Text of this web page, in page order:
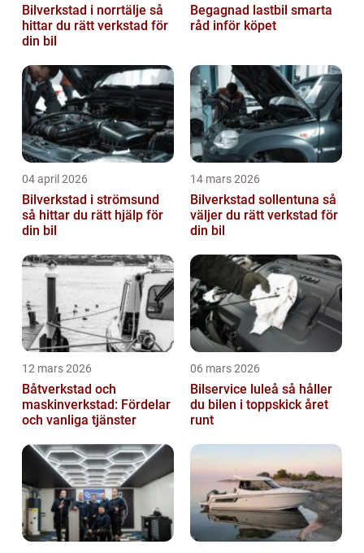
Bilverkstad i norrtälje så
hittar du rätt verkstad för
din bil
Begagnad lastbil smarta
råd inför köpet
04 april 2026
Bilverkstad i strömsund
så hittar du rätt hjälp för
din bil
14 mars 2026
Bilverkstad sollentuna så
väljer du rätt verkstad för
din bil
12 mars 2026
Båtverkstad och
maskinverkstad: Fördelar
och vanliga tjänster
06 mars 2026
Bilservice luleå så håller
du bilen i toppskick året
runt